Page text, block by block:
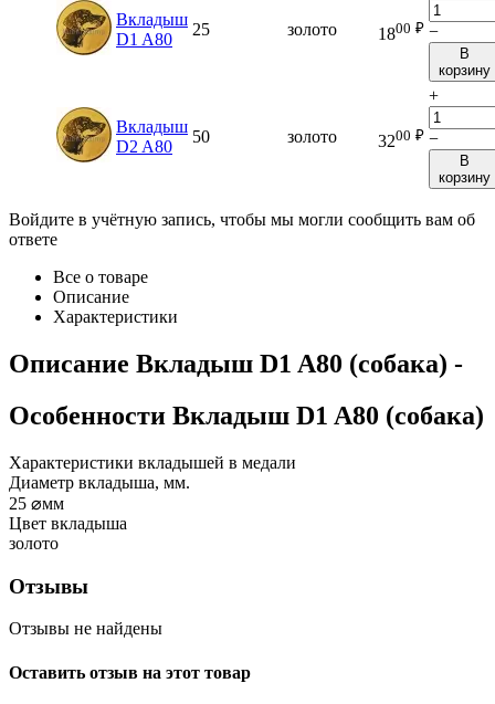
Вкладыш
D1 A80
25 золото 1800 ₽ −
В
корзину
Вкладыш
D2 A80
50 золото 3200 ₽
+
−
В
корзину
Войдите в учётную запись, чтобы мы могли сообщить вам об
ответе
Все о товаре
Описание
Характеристики
Описание Вкладыш D1 A80 (собака) -
Особенности Вкладыш D1 A80 (собака)
Характеристики вкладышей в медали
Диаметр вкладыша, мм.
25 ⌀мм
Цвет вкладыша
золото
Отзывы
Отзывы не найдены
Оставить отзыв на этот товар